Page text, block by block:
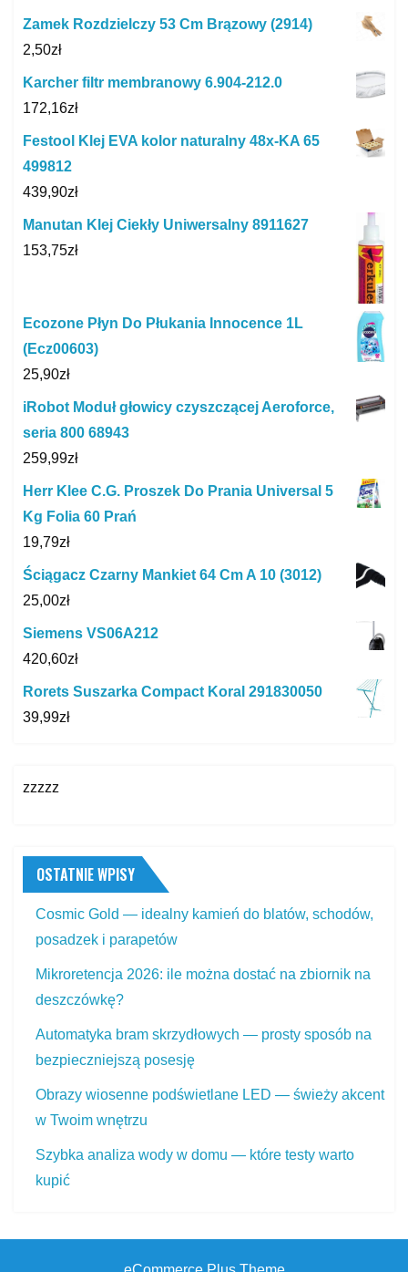
Zamek Rozdzielczy 53 Cm Brązowy (2914)
2,50zł
Karcher filtr membranowy 6.904-212.0
172,16zł
Festool Klej EVA kolor naturalny 48x-KA 65
499812
439,90zł
Manutan Klej Ciekły Uniwersalny 8911627
153,75zł
Ecozone Płyn Do Płukania Innocence 1L
(Ecz00603)
25,90zł
iRobot Moduł głowicy czyszczącej Aeroforce,
seria 800 68943
259,99zł
Herr Klee C.G. Proszek Do Prania Universal 5
Kg Folia 60 Prań
19,79zł
Ściągacz Czarny Mankiet 64 Cm A 10 (3012)
25,00zł
Siemens VS06A212
420,60zł
Rorets Suszarka Compact Koral 291830050
39,99zł
zzzzz
OSTATNIE WPISY
Cosmic Gold — idealny kamień do blatów, schodów,
posadzek i parapetów
Mikroretencja 2026: ile można dostać na zbiornik na
deszczówkę?
Automatyka bram skrzydłowych — prosty sposób na
bezpieczniejszą posesję
Obrazy wiosenne podświetlane LED — świeży akcent
w Twoim wnętrzu
Szybka analiza wody w domu — które testy warto
kupić